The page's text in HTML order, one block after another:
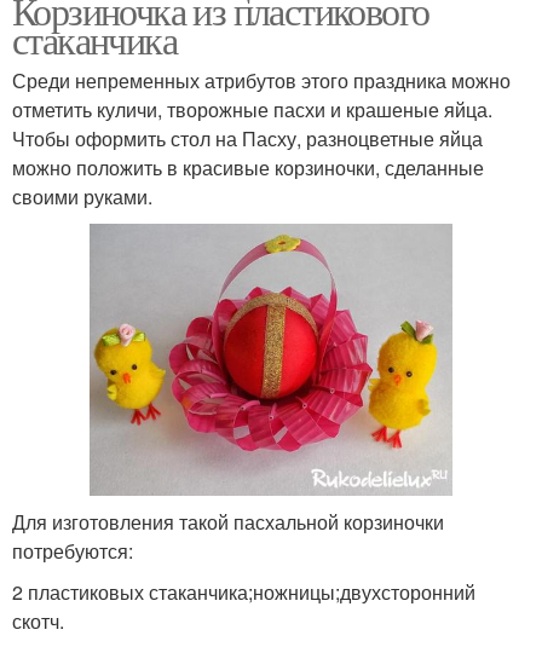
Корзиночка из пластикового
стаканчика
Среди непременных атрибутов этого праздника можно
отметить куличи, творожные пасхи и крашеные яйца.
Чтобы оформить стол на Пасху, разноцветные яйца
можно положить в красивые корзиночки, сделанные
своими руками.
Для изготовления такой пасхальной корзиночки
потребуются:
2 пластиковых стаканчика;ножницы;двухсторонний
скотч.